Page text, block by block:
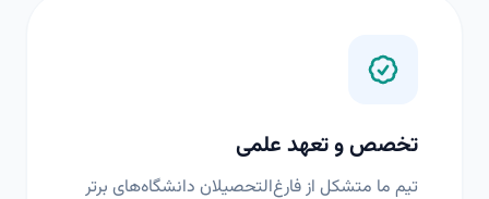
تخصص و تعهد علمی
تیم ما متشکل از فارغ‌التحصیلان دانشگاه‌های برتر